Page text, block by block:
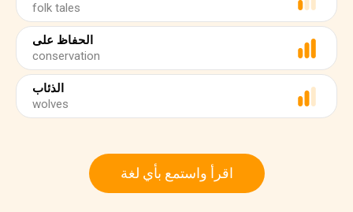
folk tales
الحفاظ على
conservation
الذئاب
wolves
اقرأ واستمع بأي لغة